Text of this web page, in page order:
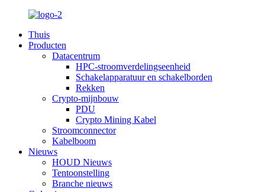
Thuis
Producten
Datacentrum
HPC-stroomverdelingseenheid
Schakelapparatuur en schakelborden
Rekken
Crypto-mijnbouw
PDU
Crypto Mining Kabel
Stroomconnector
Kabelboom
Nieuws
HOUD Nieuws
Tentoonstelling
Branche nieuws